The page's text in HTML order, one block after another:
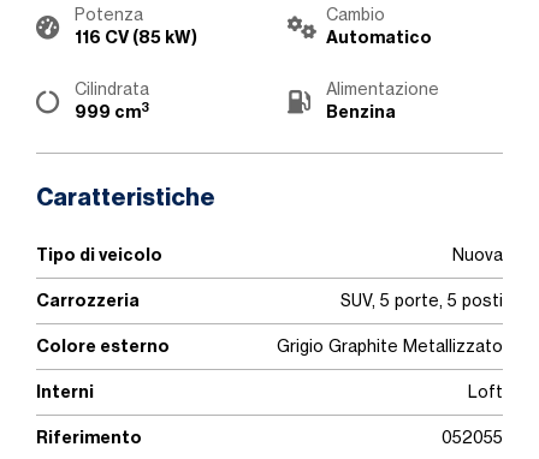
Potenza
116 CV (85 kW)
Cambio
Automatico
Cilindrata
999 cm3
Alimentazione
Benzina
Caratteristiche
Tipo di veicolo Nuova
Carrozzeria SUV, 5 porte, 5 posti
Colore esterno Grigio Graphite Metallizzato
Interni Loft
Riferimento 052055